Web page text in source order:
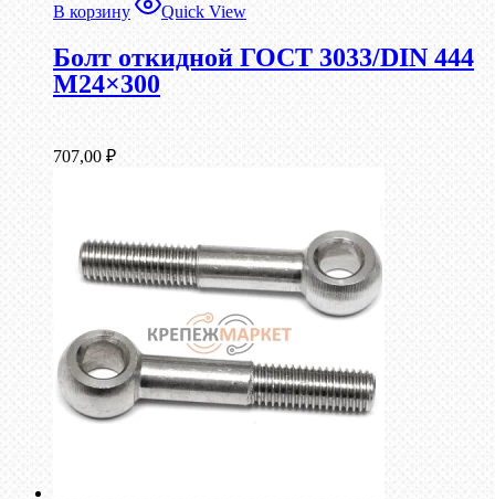
В корзину Quick View
Болт откидной ГОСТ 3033/DIN 444
М24×300
707,00 ₽